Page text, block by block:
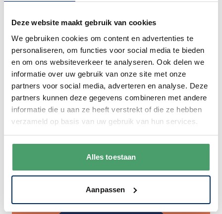
Deze website maakt gebruik van cookies
We gebruiken cookies om content en advertenties te
personaliseren, om functies voor social media te bieden
en om ons websiteverkeer te analyseren. Ook delen we
informatie over uw gebruik van onze site met onze
partners voor social media, adverteren en analyse. Deze
partners kunnen deze gegevens combineren met andere
informatie die u aan ze heeft verstrekt of die ze hebben
verzameld op basis van uw gebruik van hun services.
Alles toestaan
Aanpassen
Bezoek onze winkel in
Leerdam
Voor meer inspiratie en persoonlijk advies